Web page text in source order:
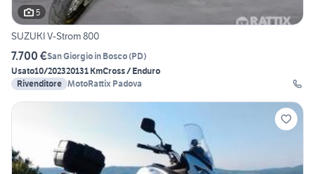
5
SUZUKI V-Strom 800
7.700 €San Giorgio in Bosco(PD)
Usato10/202320131 KmCross / Enduro
Rivenditore MotoRattix Padova